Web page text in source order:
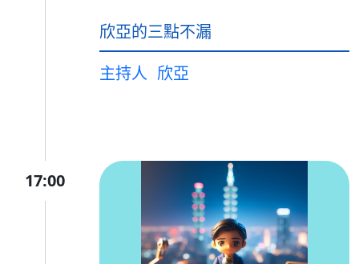
欣亞的三點不漏
主持人 欣亞
17:00